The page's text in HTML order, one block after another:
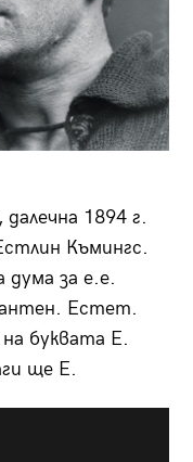
1894 г.
Къмингс.
за е.е.
Естет.
буквата Е.
ще Е.